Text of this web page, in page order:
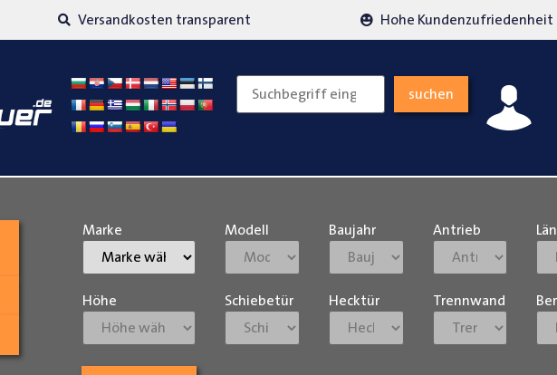
Versandkosten transparent Hohe Kundenzufriedenheit
suchen
Marke Modell Baujahr Antrieb
Höhe Schiebetür Hecktür Trennwand